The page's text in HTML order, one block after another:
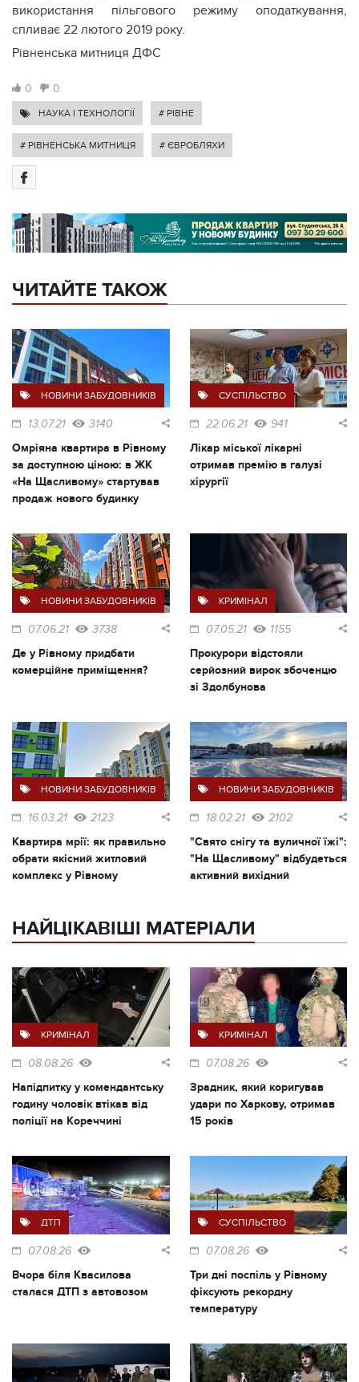
використання пільгового режиму оподаткування,
спливає 22 лютого 2019 року.
Рівненська митниця ДФС
0 0
НАУКА І ТЕХНОЛОГІЇ # РІВНЕ
# РІВНЕНСЬКА МИТНИЦЯ # ЄВРОБЛЯХИ
ЧИТАЙТЕ ТАКОЖ
НОВИНИ ЗАБУДОВНИКІВ
13.07.21 3140
Омріяна квартира в Рівному
за доступною ціною: в ЖК
«На Щасливому» стартував
продаж нового будинку
СУСПІЛЬСТВО
22.06.21 941
Лікар міської лікарні
отримав премію в галузі
хірургії
НОВИНИ ЗАБУДОВНИКІВ
07.06.21 3738
Де у Рівному придбати
комерційне приміщення?
КРИМІНАЛ
07.05.21 1155
Прокурори відстояли
серйозний вирок збоченцю
зі Здолбунова
НОВИНИ ЗАБУДОВНИКІВ
16.03.21 2123
Квартира мрії: як правильно
обрати якісний житловий
комплекс у Рівному
НОВИНИ ЗАБУДОВНИКІВ
18.02.21 2102
"Свято снігу та вуличної їжі":
"На Щасливому" відбудеться
активний вихідний
НАЙЦІКАВІШІ МАТЕРІАЛИ
КРИМІНАЛ
08.08.26
Напідпитку у комендантську
годину чоловік втікав від
поліції на Кореччині
КРИМІНАЛ
07.08.26
Зрадник, який коригував
удари по Харкову, отримав
15 років
ДТП
07.08.26
Вчора біля Квасилова
сталася ДТП з автовозом
СУСПІЛЬСТВО
07.08.26
Три дні поспіль у Рівному
фіксують рекордну
температуру